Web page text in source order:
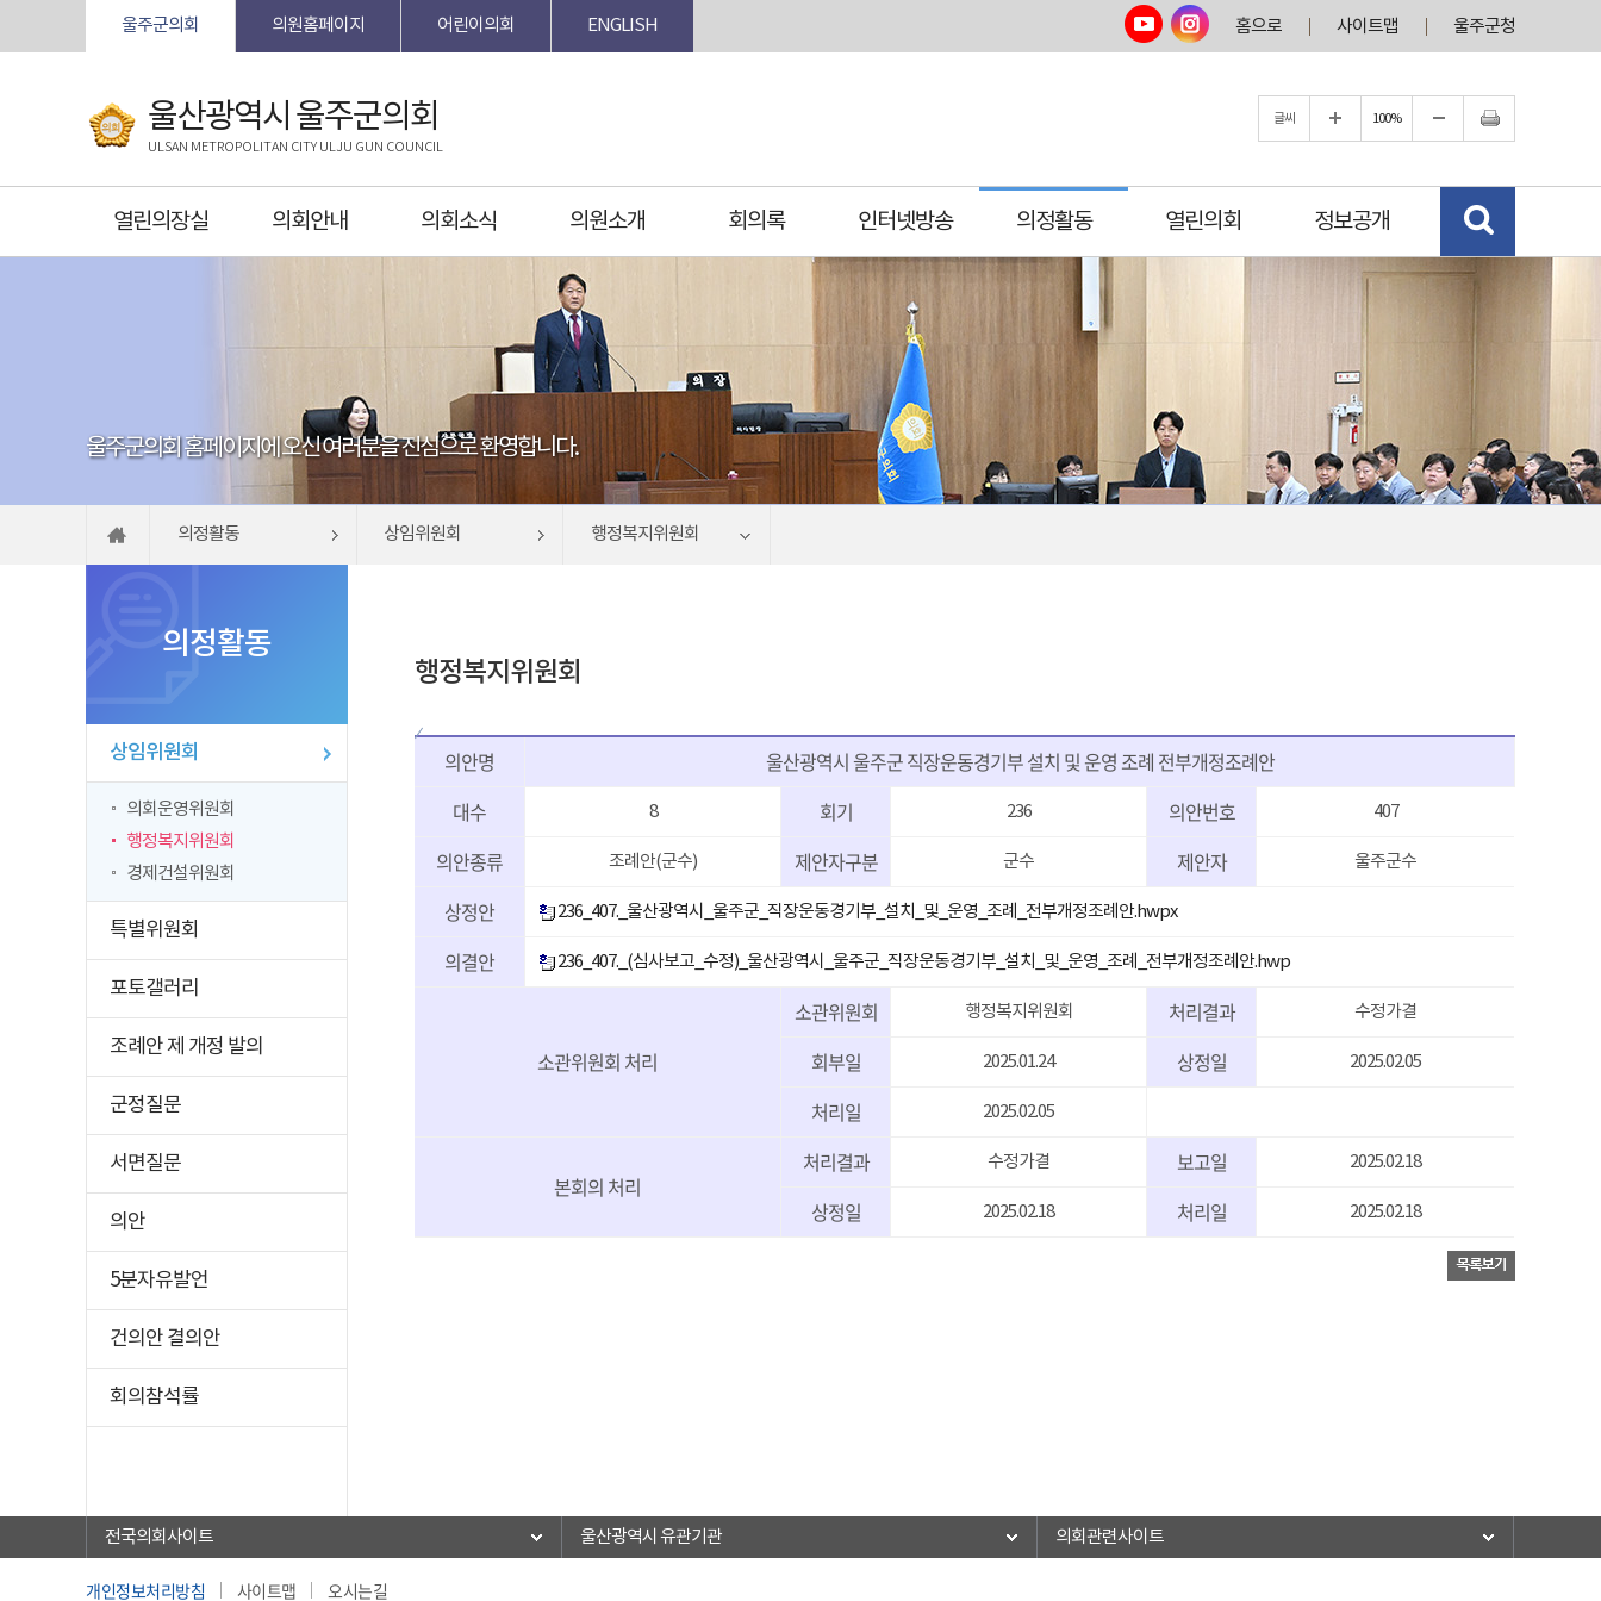
본문바로가기
울주군의회 의원홈페이지 어린이의회 ENGLISH 홈으로 사이트맵 울주군청
울산광역시 울주군의회
ULSAN METROPOLITAN CITY ULJU GUN COUNCIL
글씨 100%
열린의장실 의회안내 의회소식 의원소개 회의록 인터넷방송 의정활동 열린의회 정보공개
울주군의회 홈페이지에 오신 여러분을 진심으로 환영합니다.
의정활동 상임위원회 행정복지위원회
의정활동
상임위원회
의회운영위원회
행정복지위원회
경제건설위원회
특별위원회
포토갤러리
조례안 제 개정 발의
군정질문
서면질문
의안
5분자유발언
건의안 결의안
회의참석률
행정복지위원회
의안명
울산광역시 울주군 직장운동경기부 설치 및 운영 조례 전부개정조례안
대수
8 회기 236 의안번호 407
의안종류 조례안(군수) 제안자구분 군수 제안자 울주군수
상정안 236_407._울산광역시_울주군_직장운동경기부_설치_및_운영_조례_전부개정조례안.hwpx
의결안 236_407._(심사보고_수정)_울산광역시_울주군_직장운동경기부_설치_및_운영_조례_전부개정조례안.hwp
소관위원회 처리
소관위원회 행정복지위원회 처리결과 수정가결
회부일 2025.01.24 상정일 2025.02.05
처리일 2025.02.05
본회의 처리
처리결과 수정가결 보고일 2025.02.18
상정일 2025.02.18 처리일 2025.02.18
전국의회사이트 울산광역시 유관기관 의회관련사이트
개인정보처리방침 사이트맵 오시는길